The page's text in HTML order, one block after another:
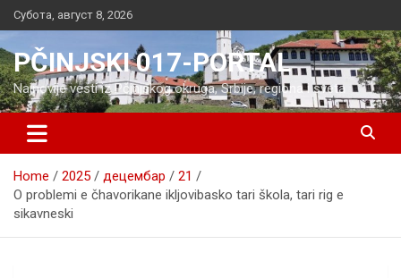
Skip
to
content
Субота, август 8, 2026
PČINJSKI 017-PORTAL
Najnovije vesti iz Pčinjskog okruga, Srbije, regiona i sveta
Home 2025 децембар
21
O problemi e čhavorikane ikljovibasko tari škola, tari rig e
sikavneski